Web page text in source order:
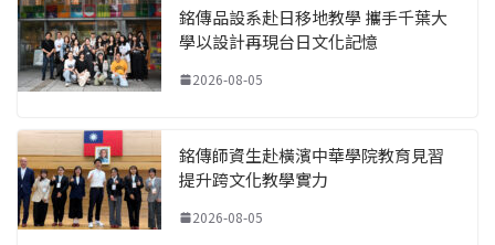
銘傳品設系赴日移地教學 攜手千葉大
學以設計再現台日文化記憶
2026-08-05
銘傳師資生赴橫濱中華學院教育見習
提升跨文化教學實力
2026-08-05